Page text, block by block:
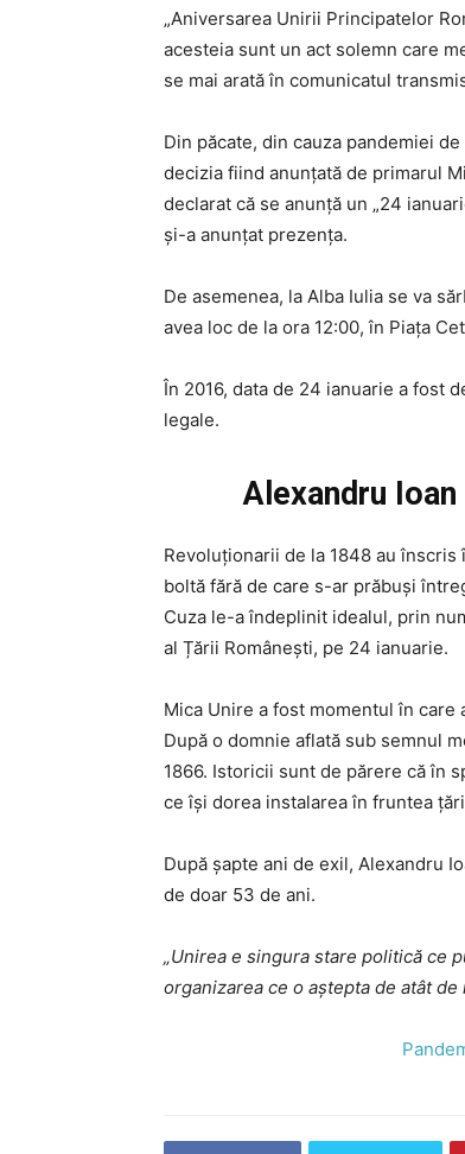
„Aniversarea Unirii Principatelor
acesteia sunt un act solemn care
se mai arată în comunicatul
Din păcate, din cauza pandemiei
decizia fiind anunțată de primarul
declarat că se anunță un „24
și-a anunțat prezența.
De asemenea, la Alba Iulia se va
avea loc de la ora 12:00, în Piața
În 2016, data de 24 ianuarie a fost
legale.
Alexandru
Revoluționarii de la 1848 au
boltă fără de care s-ar prăbuși
Cuza le-a îndeplinit idealul, prin
al Țării Românești, pe 24 ianuarie.
Mica Unire a fost momentul în
După o domnie aflată sub semnul
1866. Istoricii sunt de părere că în
ce își dorea instalarea în fruntea
După șapte ani de exil, Alexandru
de doar 53 de ani.
„Unirea e singura stare politică ce
organizarea ce o aştepta de atât